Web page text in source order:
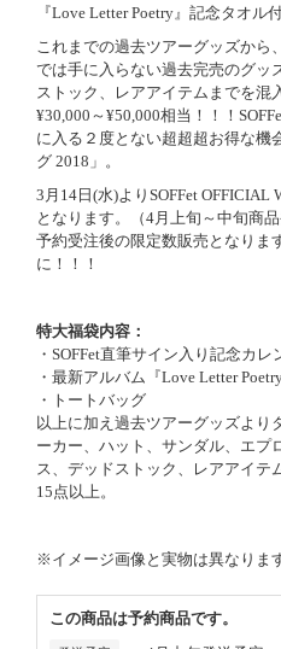
『Love Letter Poetry』記念タオル
これまでの過去ツアーグッズから
では手に入らない過去完売のグッ
ストック、レアアイテムまでを混
¥30,000～¥50,000相当！！！
に入る２度とない超超超お得な機
グ 2018」。
3月14日(水)よりSOFFet OFFICIAL
となります。（4月上旬～中旬商品
予約受注後の限定数販売となりま
に！！！
特大福袋内容：
・SOFFet直筆サイン入り記念カレ
・最新アルバム『Love Letter
・トートバッグ
以上に加え過去ツアーグッズより
ーカー、ハット、サンダル、エプ
ス、デッドストック、レアアイテ
15点以上。
※イメージ画像と実物は異なりま
この商品は予約商品です。